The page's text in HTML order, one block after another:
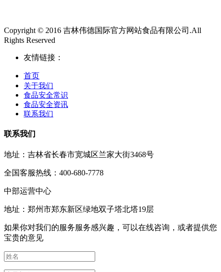
Copyright © 2016 吉林伟德国际官方网站食品有限公司.All
Rights Reserved
友情链接：
首页
关于我们
食品安全常识
食品安全资讯
联系我们
联系我们
地址：吉林省长春市宽城区兰家大街3468号
全国客服热线：400-680-7778
中部运营中心
地址：郑州市郑东新区绿地双子塔北塔19层
如果你对我们的服务服务感兴趣，可以在线咨询，或者提供您
宝贵的意见